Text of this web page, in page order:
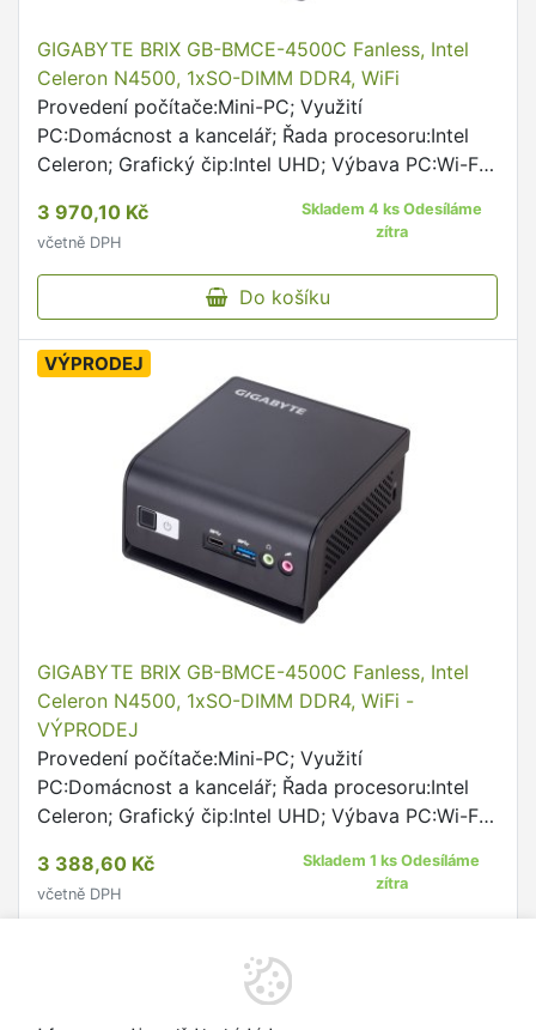
GIGABYTE BRIX GB-BMCE-4500C Fanless, Intel
Celeron N4500, 1xSO-DIMM DDR4, WiFi
Provedení počítače:Mini-PC; Využití
PC:Domácnost a kancelář; Řada procesoru:Intel
Celeron; Grafický čip:Intel UHD; Výbava PC:Wi-Fi;
Type-C, Mini DisplayPort Fanless desigh with
Intel® Celeron® Processor N450
3 970,10 Kč
včetně DPH
Skladem 4 ks Odesíláme
zítra
Do košíku
VÝPRODEJ
GIGABYTE BRIX GB-BMCE-4500C Fanless, Intel
Celeron N4500, 1xSO-DIMM DDR4, WiFi -
VÝPRODEJ
Provedení počítače:Mini-PC; Využití
PC:Domácnost a kancelář; Řada procesoru:Intel
Celeron; Grafický čip:Intel UHD; Výbava PC:Wi-Fi;
Type-C, Mini DisplayPort Fanless desigh with
Intel® Celeron® Processor N450
3 388,60 Kč
včetně DPH
Skladem 1 ks Odesíláme
zítra